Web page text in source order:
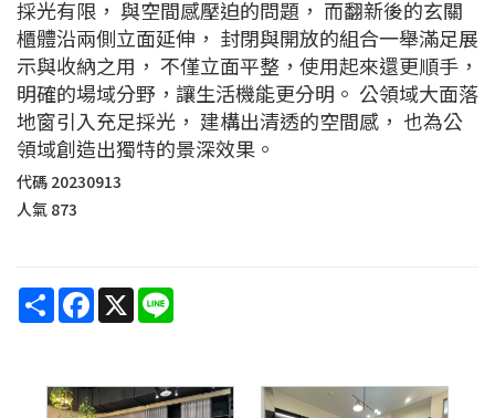
採光有限， 與空間感壓迫的問題， 而翻新後的玄關
櫃體沿兩側立面延伸， 封閉與開放的組合一舉滿足展
示與收納之用， 不僅立面平整，使用起來還更順手，
明確的場域分野，讓生活機能更分明。 公領域大面落
地窗引入充足採光， 建構出清透的空間感， 也為公
領域創造出獨特的景深效果。
代碼 20230913
人氣 873
ShareFacebook
X